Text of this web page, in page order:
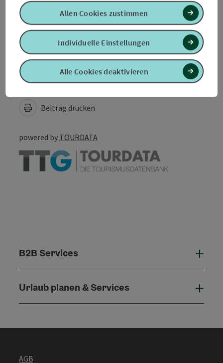
Barrierefreiheit
PDF erstellen
Beitrag drucken
In der Nähe
powered by TOURDATA
B2B Services
Urlaub planen & Services
AGB
Alle Cookies deaktivieren
Individuelle Einstellungen
Allen Cookies zustimmen